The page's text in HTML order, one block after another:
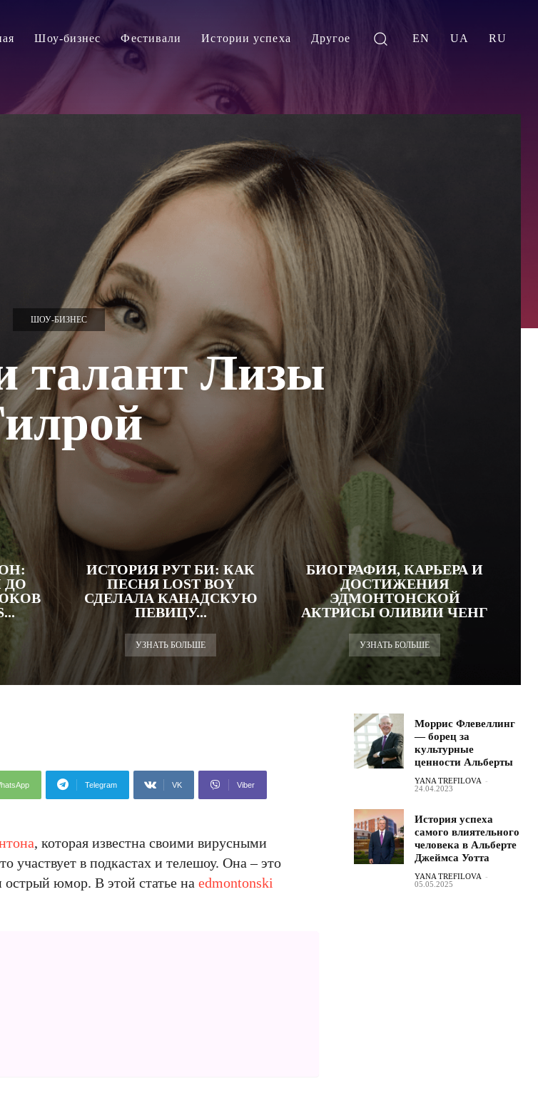
Шоу-бизнес Фестивали Истории успеха Другое EN UA RU
ШОУ-БИЗНЕС
талант Лизы
ДО
ИСТОРИЯ РУТ БИ: КАК
ПЕСНЯ LOST BOY
СДЕЛАЛА КАНАДСКУЮ
ПЕВИЦУ...
УЗНАТЬ БОЛЬШЕ
БИОГРАФИЯ, КАРЬЕРА И
ДОСТИЖЕНИЯ
ЭДМОНТОНСКОЙ
АКТРИСЫ ОЛИВИИ ЧЕНГ
УЗНАТЬ БОЛЬШЕ
Telegram VK Viber
, которая известна своими вирусными
в подкастах и ​​телешоу. Она – это
юмор. В этой статье на edmontonski
Моррис Флевеллинг
— борец за
культурные
ценности Альберты
YANA TREFILOVA -
24.04.2023
История успеха
самого влиятельного
человека в Альберте
Джеймса Уотта
YANA TREFILOVA -
05.05.2025